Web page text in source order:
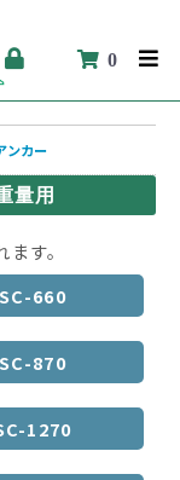
0
ンカー
量用
す。
SC-660
SC-870
1270